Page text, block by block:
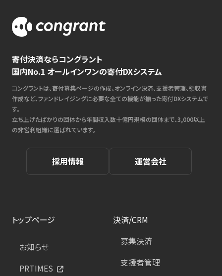
寄付決済ならコングラント
国内No.1 オールインワンの寄付DXシステム
コングラントは、寄付募集ページの作成、オンライン決済、支援者管理、領収書
作成など、ファンドレイジングに必要な全ての機能が揃った寄付DXシステムで
す。
立ち上げたばかりの団体から年間収入数十億円規模の団体まで、3,000以上
の非営利組織に選ばれています。
採用情報 運営会社
トップページ
お知らせ
PRTIMES
決済/CRM
募集決済
支援者管理